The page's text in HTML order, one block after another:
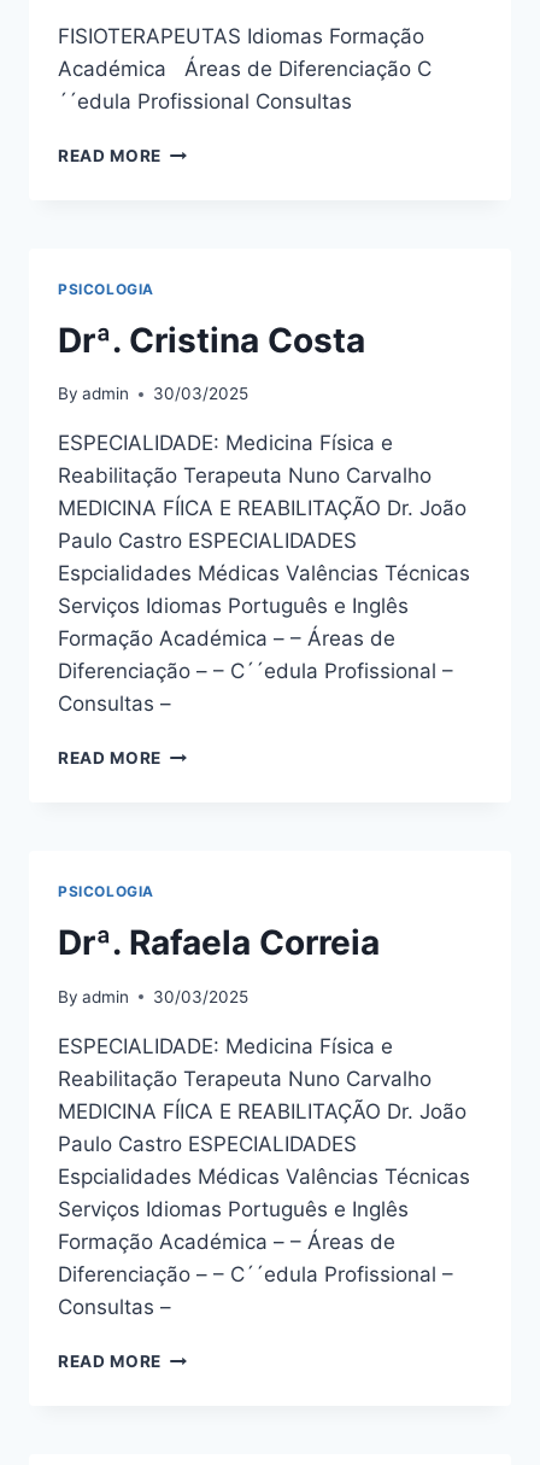
FISIOTERAPEUTAS Idiomas Formação
Académica Áreas de Diferenciação C
´´edula Profissional Consultas
READ MORE TERAPEUTA
PSICOLOGIA
Drª. Cristina Costa
By admin 30/03/2025
ESPECIALIDADE: Medicina Física e
Reabilitação Terapeuta Nuno Carvalho
MEDICINA FÍICA E REABILITAÇÃO Dr. João
Paulo Castro ESPECIALIDADES
Espcialidades Médicas Valências Técnicas
Serviços Idiomas Português e Inglês
Formação Académica – – Áreas de
Diferenciação – – C´´edula Profissional –
Consultas –
READ MORE DRª.
PSICOLOGIA
Drª. Rafaela Correia
By admin 30/03/2025
ESPECIALIDADE: Medicina Física e
Reabilitação Terapeuta Nuno Carvalho
MEDICINA FÍICA E REABILITAÇÃO Dr. João
Paulo Castro ESPECIALIDADES
Espcialidades Médicas Valências Técnicas
Serviços Idiomas Português e Inglês
Formação Académica – – Áreas de
Diferenciação – – C´´edula Profissional –
Consultas –
READ MORE DRª.